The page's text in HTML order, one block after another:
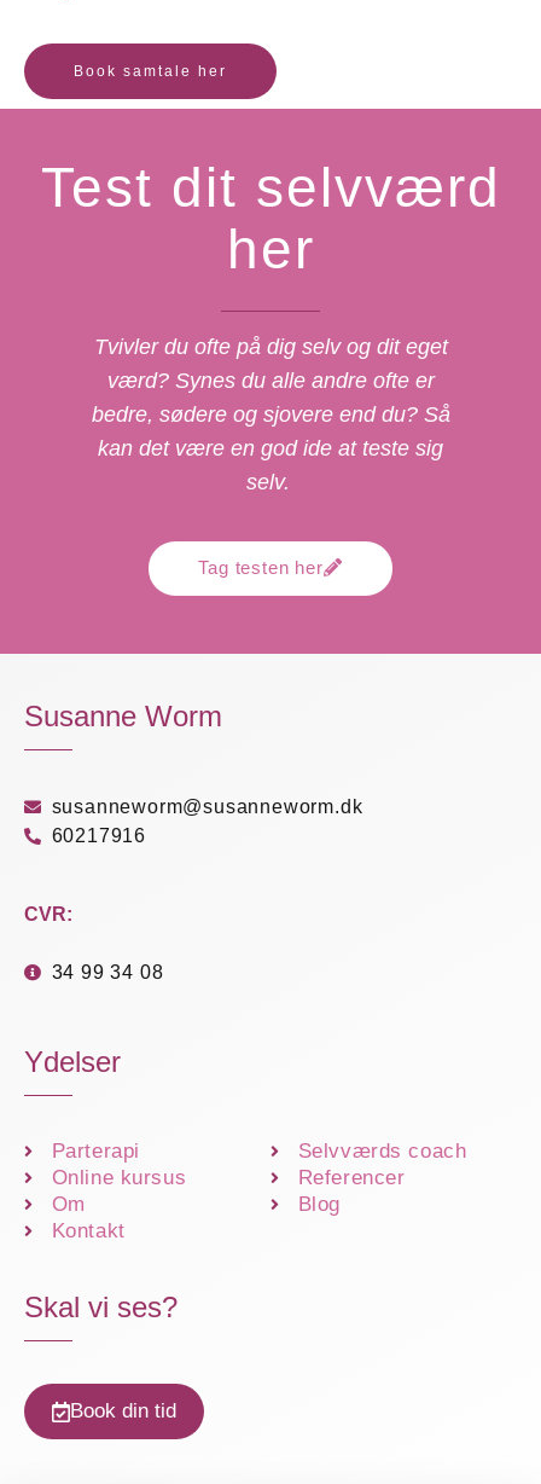
Book samtale her
Test dit selvværd
her
Tvivler du ofte på dig selv og dit eget
værd? Synes du alle andre ofte er
bedre, sødere og sjovere end du? Så
kan det være en god ide at teste sig
selv.
Tag testen her
Susanne Worm
susanneworm@susanneworm.dk
60217916
CVR:
34 99 34 08
Ydelser
Parterapi
Selvværds coach
Online kursus
Referencer
Om
Blog
Kontakt
Skal vi ses?
Book din tid